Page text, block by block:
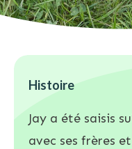
Histoire
Jay a été saisis
avec ses frères